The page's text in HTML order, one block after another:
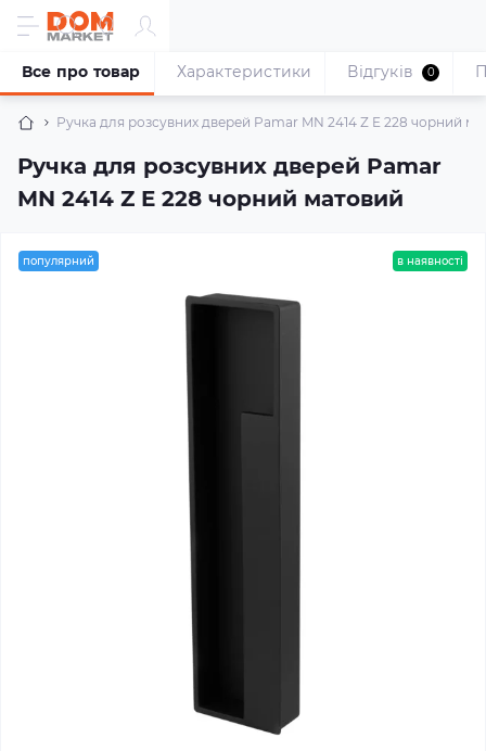
Ручка для розсувних дверей Pamar MN 2414 Z E 228 чорний
Ручка для розсувних дверей Pamar
MN 2414 Z E 228 чорний матовий
Все про товар Характеристики Відгуків 0
популярний в наявності